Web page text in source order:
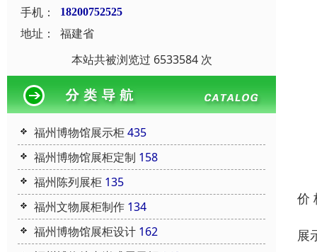
手机：
18200752525
地址：
福建省
本站共被浏览过 6533584 次
福州博物馆展示柜435
福州博物馆展柜定制 158
福州陈列展柜 135
福州文物展柜制作 134
福州博物馆展柜设计 162
价
展